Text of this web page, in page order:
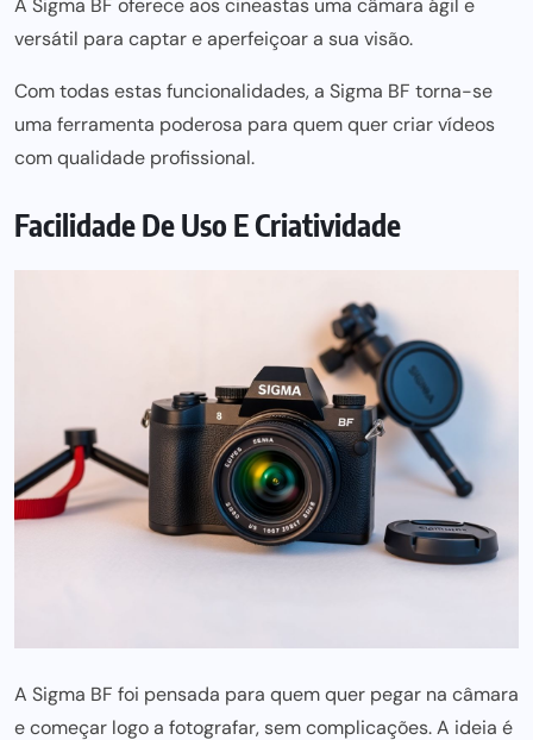
A Sigma BF oferece aos cineastas uma câmara ágil e
versátil para captar e aperfeiçoar a sua visão.
Com todas estas funcionalidades, a Sigma BF torna-se
uma ferramenta poderosa para quem quer criar vídeos
com qualidade profissional.
Facilidade De Uso E Criatividade
A Sigma BF foi pensada para quem quer pegar na câmara
e começar logo a fotografar, sem complicações. A ideia é